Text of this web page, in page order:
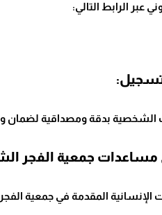
عبر الرابط التالي:
الشخصية بدقة ومصداقية
جمعية الفجر
المقدمة في جمعية الفجر